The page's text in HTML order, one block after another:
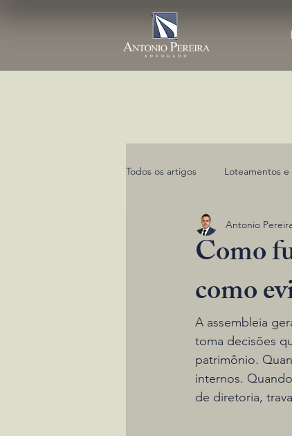
Todos os artigos Loteamentos
Como
como
Antonio
A assembleia
toma decisões
patrimônio.
internos.
de diretoria,